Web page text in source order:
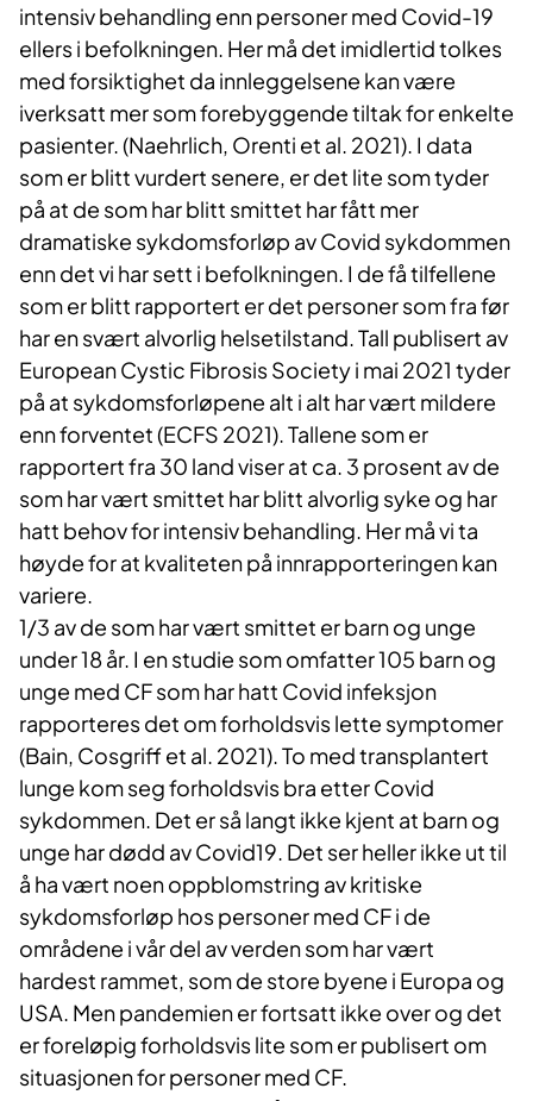
intensiv behandling enn personer med Covid-19
ellers i befolkningen. Her må det imidlertid tolkes
med forsiktighet da innleggelsene kan være
iverksatt mer som forebyggende tiltak for enkelte
pasienter. (Naehrlich, Orenti et al. 2021). I data
som er blitt vurdert senere, er det lite som tyder
på at de som har blitt smittet har fått mer
dramatiske sykdomsforløp av Covid sykdommen
enn det vi har sett i befolkningen. I de få tilfellene
som er blitt rapportert er det personer som fra før
har en svært alvorlig helsetilstand. Tall publisert av
European Cystic Fibrosis Society i mai 2021 tyder
på at sykdomsforløpene alt i alt har vært mildere
enn forventet (ECFS 2021). Tallene som er
rapportert fra 30 land viser at ca. 3 prosent av de
som har vært smittet har blitt alvorlig syke og har
hatt behov for intensiv behandling. Her må vi ta
høyde for at kvaliteten på innrapporteringen kan
variere.
1/3 av de som har vært smittet er barn og unge
under 18 år. I en studie som omfatter 105 barn og
unge med CF som har hatt Covid infeksjon
rapporteres det om forholdsvis lette symptomer
(Bain, Cosgriff et al. 2021). To med transplantert
lunge kom seg forholdsvis bra etter Covid
sykdommen. Det er så langt ikke kjent at barn og
unge har dødd av Covid19. Det ser heller ikke ut til
å ha vært noen oppblomstring av kritiske
sykdomsforløp hos personer med CF i de
områdene i vår del av verden som har vært
hardest rammet, som de store byene i Europa og
USA. Men pandemien er fortsatt ikke over og det
er foreløpig forholdsvis lite som er publisert om
situasjonen for personer med CF.